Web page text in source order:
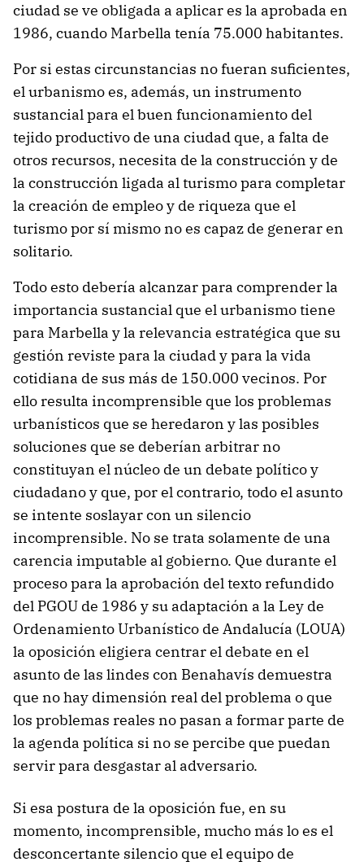
ciudad se ve obligada a aplicar es la aprobada en
1986, cuando Marbella tenía 75.000 habitantes.
Por si estas circunstancias no fueran suficientes,
el urbanismo es, además, un instrumento
sustancial para el buen funcionamiento del
tejido productivo de una ciudad que, a falta de
otros recursos, necesita de la construcción y de
la construcción ligada al turismo para completar
la creación de empleo y de riqueza que el
turismo por sí mismo no es capaz de generar en
solitario.
Todo esto debería alcanzar para comprender la
importancia sustancial que el urbanismo tiene
para Marbella y la relevancia estratégica que su
gestión reviste para la ciudad y para la vida
cotidiana de sus más de 150.000 vecinos. Por
ello resulta incomprensible que los problemas
urbanísticos que se heredaron y las posibles
soluciones que se deberían arbitrar no
constituyan el núcleo de un debate político y
ciudadano y que, por el contrario, todo el asunto
se intente soslayar con un silencio
incomprensible. No se trata solamente de una
carencia imputable al gobierno. Que durante el
proceso para la aprobación del texto refundido
del PGOU de 1986 y su adaptación a la Ley de
Ordenamiento Urbanístico de Andalucía (LOUA)
la oposición eligiera centrar el debate en el
asunto de las lindes con Benahavís demuestra
que no hay dimensión real del problema o que
los problemas reales no pasan a formar parte de
la agenda política si no se percibe que puedan
servir para desgastar al adversario.
Si esa postura de la oposición fue, en su
momento, incomprensible, mucho más lo es el
desconcertante silencio que el equipo de